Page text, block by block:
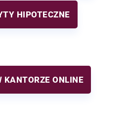
HIPOTECZNE
KANTORZE ONLINE